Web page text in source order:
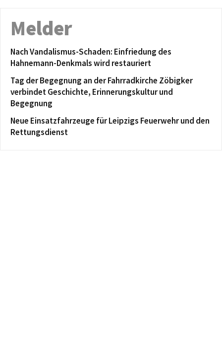
Melder
Nach Vandalismus-Schaden: Einfriedung des
Hahnemann-Denkmals wird restauriert
Tag der Begegnung an der Fahrradkirche Zöbigker
verbindet Geschichte, Erinnerungskultur und
Begegnung
Neue Einsatzfahrzeuge für Leipzigs Feuerwehr und den
Rettungsdienst